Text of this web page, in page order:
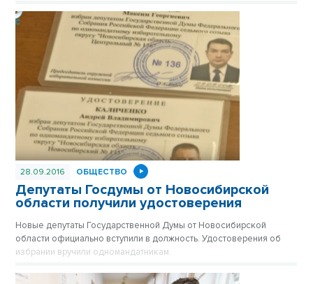
28.09.2016 ОБЩЕСТВО
Депутаты Госдумы от Новосибирской
области получили удостоверения
Новые депутаты Государственной Думы от Новосибирской
области официально вступили в должность. Удостоверения об
избрании вручили одномандатникам.